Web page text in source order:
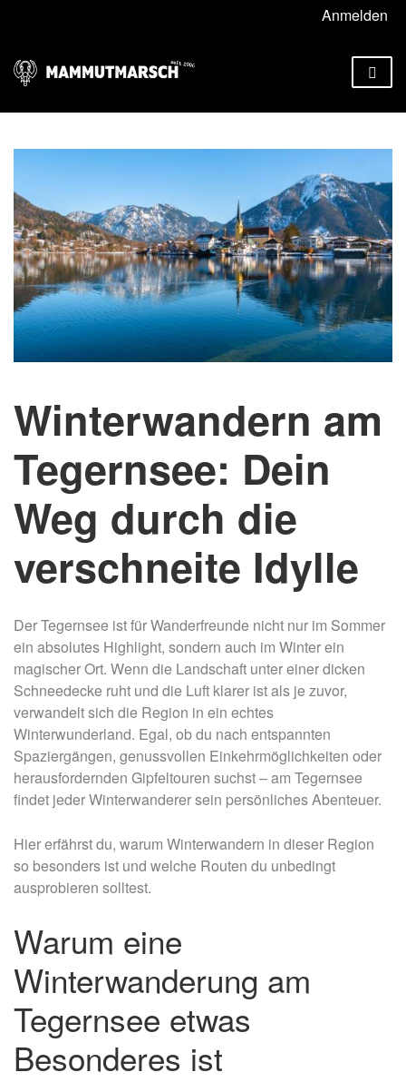
Anmelden
Winterwandern am
Tegernsee: Dein
Weg durch die
verschneite Idylle
Der Tegernsee ist für Wanderfreunde nicht nur im Sommer
ein absolutes Highlight, sondern auch im Winter ein
magischer Ort. Wenn die Landschaft unter einer dicken
Schneedecke ruht und die Luft klarer ist als je zuvor,
verwandelt sich die Region in ein echtes
Winterwunderland. Egal, ob du nach entspannten
Spaziergängen, genussvollen Einkehrmöglichkeiten oder
herausfordernden Gipfeltouren suchst – am Tegernsee
findet jeder Winterwanderer sein persönliches Abenteuer.
Hier erfährst du, warum Winterwandern in dieser Region
so besonders ist und welche Routen du unbedingt
ausprobieren solltest.
Warum eine
Winterwanderung am
Tegernsee etwas
Besonderes ist